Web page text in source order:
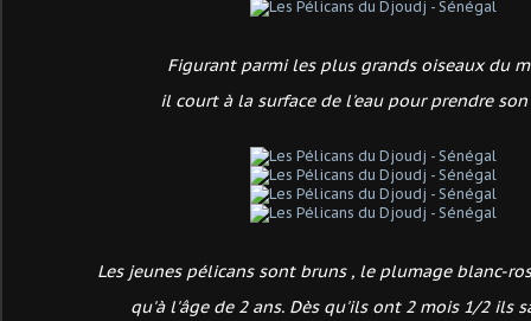
Figurant parmi les plus grands oiseaux du
il court à la surface de l'eau pour prendre
Les jeunes pélicans sont bruns , le plumage blanc-
qu'à l'âge de 2 ans. Dès qu'ils ont 2 mois 1/2 ils